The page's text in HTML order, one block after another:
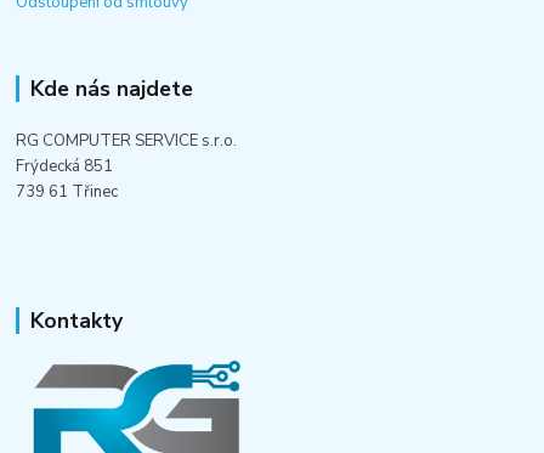
Kde nás najdete
RG COMPUTER SERVICE s.r.o.
Frýdecká 851
739 61 Třinec
Kontakty